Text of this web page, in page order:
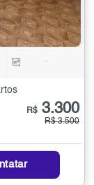
-
R$ 3.300
R$ 3.500